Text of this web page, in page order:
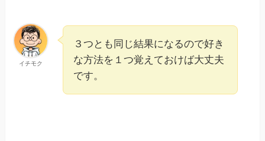
イチモク
３つとも同じ結果になるので好き
な方法を１つ覚えておけば大丈夫
です。